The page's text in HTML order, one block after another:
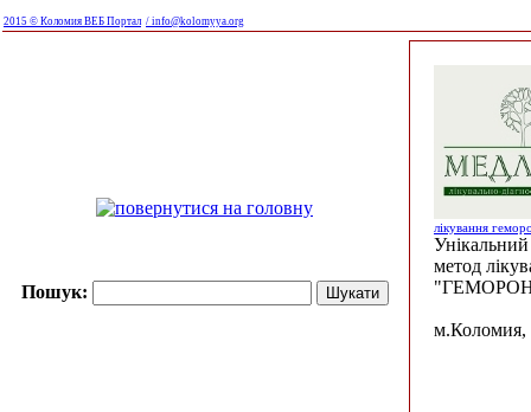
2015 © Коломия ВЕБ Портал / info@kolomyya.org
Пошук:
лікування
Унікальний
метод
м.Коломия,